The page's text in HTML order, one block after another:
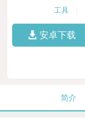
工具
安卓下载
简介